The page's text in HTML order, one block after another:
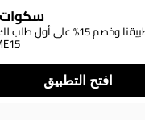
نزل تطبيقنا وخصم 15% على
افتح التطبيق